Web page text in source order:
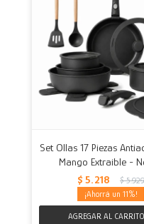
Set Ollas 17 Piezas
Mango Extraible -
$ 5.218 $ 5.929
11